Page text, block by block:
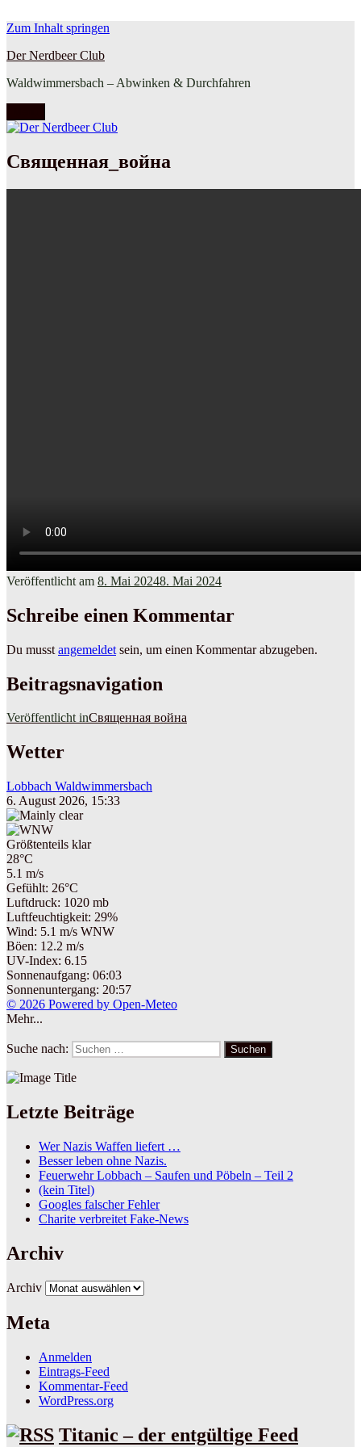
Zum Inhalt springen
Der Nerdbeer Club
Waldwimmersbach – Abwinken & Durchfahren
Священная_война
Veröffentlicht am 8. Mai 20248. Mai 2024
Schreibe einen Kommentar
Du musst angemeldet sein, um einen Kommentar abzugeben.
Beitragsnavigation
Veröffentlicht inСвященная война
Wetter
Lobbach Waldwimmersbach
6. August 2026, 15:33
Größtenteils klar
28°C
5.1 m/s
Gefühlt: 26°C
Luftdruck: 1020 mb
Luftfeuchtigkeit: 29%
Wind: 5.1 m/s WNW
Böen: 12.2 m/s
UV-Index: 6.15
Sonnenaufgang: 06:03
Sonnenuntergang: 20:57
© 2026 Powered by Open-Meteo
Mehr...
Suche nach: Suchen
Letzte Beiträge
Wer Nazis Waffen liefert …
Besser leben ohne Nazis.
Feuerwehr Lobbach – Saufen und Pöbeln – Teil 2
(kein Titel)
Googles falscher Fehler
Charite verbreitet Fake-News
Archiv
Archiv
Meta
Anmelden
Eintrags-Feed
Kommentar-Feed
WordPress.org
Titanic – der entgültige Feed